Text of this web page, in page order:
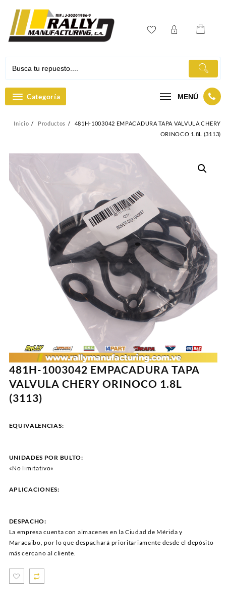
contenido
Categoría MENÚ
Inicio Productos
481H-1003042 EMPACADURA TAPA VALVULA CHERY
ORINOCO 1.8L (3113)
481H-1003042 EMPACADURA TAPA
VALVULA CHERY ORINOCO 1.8L
(3113)
EQUIVALENCIAS:
UNIDADES POR BULTO:
«No limitativo»
APLICACIONES:
DESPACHO:
La empresa cuenta con almacenes en la Ciudad de Mérida y
Maracaibo, por lo que despachará prioritariamente desde el depósito
más cercano al cliente.